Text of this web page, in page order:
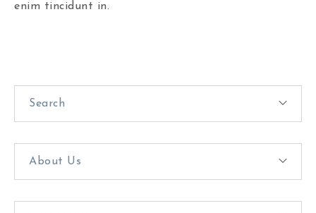
enim tincidunt in.
Search
About Us